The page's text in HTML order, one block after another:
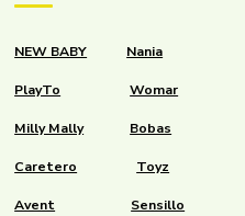
NEW BABY Nania
PlayTo Womar
Milly Mally Bobas
Caretero Toyz
Avent Sensillo